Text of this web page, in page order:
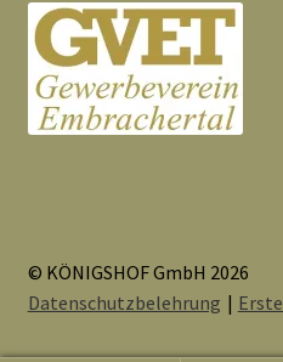
© KÖNIGSHOF GmbH 2026
Datenschutzbelehrung